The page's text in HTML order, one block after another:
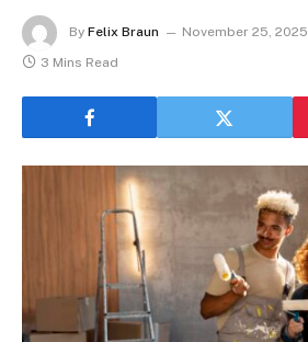
By Felix Braun November 25, 2025
3 Mins Read